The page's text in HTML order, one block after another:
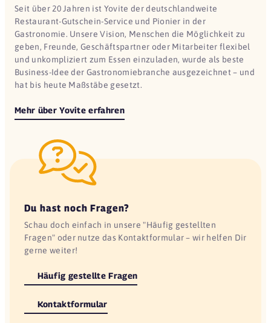
Seit über 20 Jahren ist Yovite der deutschlandweite
Restaurant-Gutschein-Service und Pionier in der
Gastronomie. Unsere Vision, Menschen die Möglichkeit zu
geben, Freunde, Geschäftspartner oder Mitarbeiter flexibel
und unkompliziert zum Essen einzuladen, wurde als beste
Business-Idee der Gastronomiebranche ausgezeichnet – und
hat bis heute Maßstäbe gesetzt.
Mehr über Yovite erfahren
Du hast noch Fragen?
Schau doch einfach in unsere "Häufig gestellten
Fragen" oder nutze das Kontaktformular – wir helfen Dir
gerne weiter!
Häufig gestellte Fragen
Kontaktformular